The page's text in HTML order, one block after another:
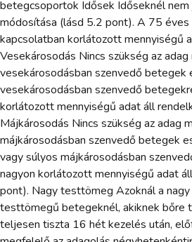
betegcsoportok Idősek Időseknél nem
módosítása (lásd 5.2 pont). A 75
kapcsolatban korlátozott mennyiségű
Vesekárosodás Nincs szükség az
vesekárosodásban szenvedő betegek
vesekárosodásban szenvedő
korlátozott mennyiségű adat áll
Májkárosodás Nincs szükség az adag
májkárosodásban szenvedő betegek
vagy súlyos májkárosodásban
nagyon korlátozott mennyiségű adat
pont). Nagy testtömeg Azoknál a
testtömegű betegeknél, akiknek bőre
teljesen tiszta 16 hét kezelés után,